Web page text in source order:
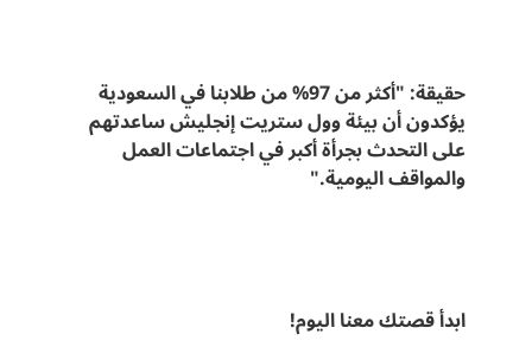
حقيقة: "أكثر من 97% من طلابنا في السعودية
يؤكدون أن بيئة وول ستريت إنجليش ساعدتهم
على التحدث بجرأة أكبر في اجتماعات العمل
والمواقف اليومية."
ابدأ قصتك معنا اليوم!